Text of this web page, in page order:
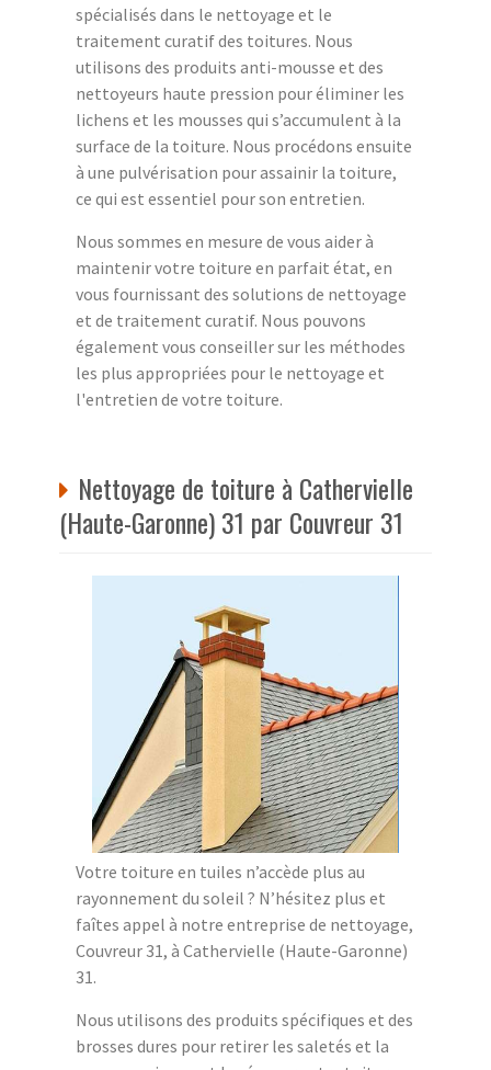
spécialisés dans le nettoyage et le
traitement curatif des toitures. Nous
utilisons des produits anti-mousse et des
nettoyeurs haute pression pour éliminer les
lichens et les mousses qui s’accumulent à la
surface de la toiture. Nous procédons ensuite
à une pulvérisation pour assainir la toiture,
ce qui est essentiel pour son entretien.
Nous sommes en mesure de vous aider à
maintenir votre toiture en parfait état, en
vous fournissant des solutions de nettoyage
et de traitement curatif. Nous pouvons
également vous conseiller sur les méthodes
les plus appropriées pour le nettoyage et
l'entretien de votre toiture.
Nettoyage de toiture à Cathervielle
(Haute-Garonne) 31 par Couvreur 31
Votre toiture en tuiles n’accède plus au
rayonnement du soleil ? N’hésitez plus et
faîtes appel à notre entreprise de nettoyage,
Couvreur 31, à Cathervielle (Haute-Garonne)
31.
Nous utilisons des produits spécifiques et des
brosses dures pour retirer les saletés et la